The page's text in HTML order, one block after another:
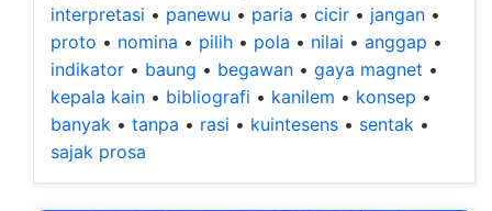
interpretasi • panewu • paria • cicir • jangan •
proto • nomina • pilih • pola • nilai • anggap •
indikator • baung • begawan • gaya magnet •
kepala kain • bibliografi • kanilem • konsep •
banyak • tanpa • rasi • kuintesens • sentak •
sajak prosa